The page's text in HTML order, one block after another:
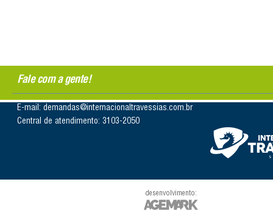
Fale com a gente!
E-mail: demandas@internacionaltravessias.com.br
Central de atendimento: 3103-2050
desenvolvimento: